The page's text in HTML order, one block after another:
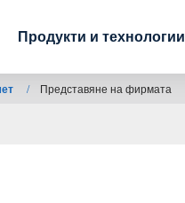
Продукти и технологии
/ Представяне на фирмата